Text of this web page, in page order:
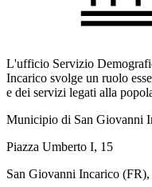
L'ufficio Servizio
Incarico svolge un ruolo
e dei servizi legati alla
Municipio di San Giovanni
Piazza Umberto I, 15
San Giovanni Incarico